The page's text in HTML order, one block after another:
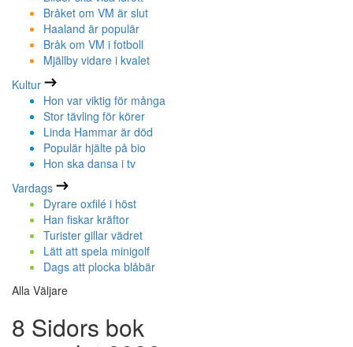
Bråket om VM är slut
Haaland är populär
Bråk om VM i fotboll
Mjällby vidare i kvalet
Kultur
Hon var viktig för många
Stor tävling för körer
Linda Hammar är död
Populär hjälte på bio
Hon ska dansa i tv
Vardags
Dyrare oxfilé i höst
Han fiskar kräftor
Turister gillar vädret
Lätt att spela minigolf
Dags att plocka blåbär
Alla Väljare
8 Sidors bok